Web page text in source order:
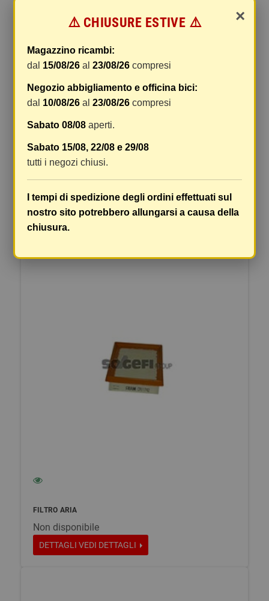
Ashika filtro aria toyota
Non disponibile
Lunghezza178 mm Largh.117 mm Alt.38 mm
Tipo filtroCartuccia filtro
DETTAGLI
FILTRO ARIA
Non disponibile
DETTAGLI VEDI DETTAGLI
×
⚠️ CHIUSURE ESTIVE ⚠️
Magazzino ricambi:
dal 15/08/26 al23/08/26 compresi
Negozio abbigliamento e officina bici:
dal 10/08/26 al23/08/26 compresi
Sabato 08/08 aperti.
Sabato 15/08, 22/08 e 29/08
tutti i negozi chiusi.
I tempi di spedizione degli ordini effettuati sul
nostro sito potrebbero allungarsi a causa della
chiusura.